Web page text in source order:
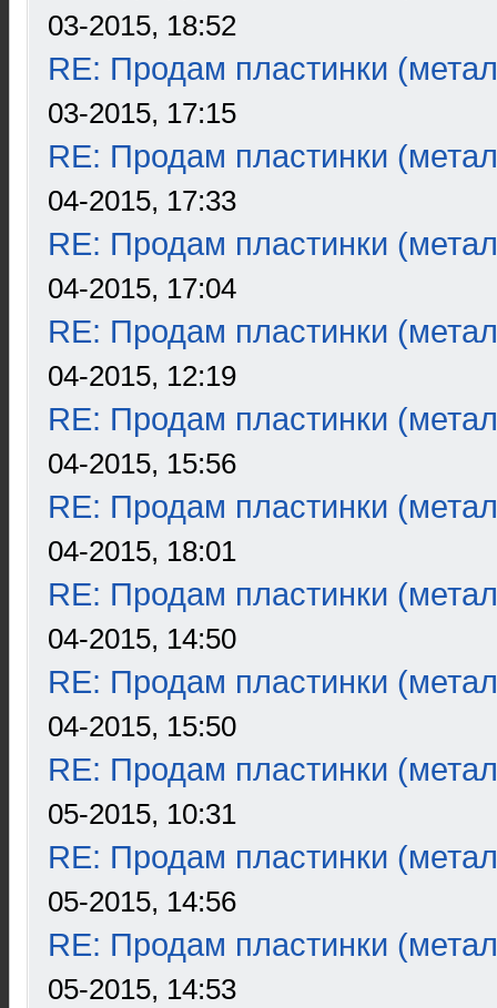
03-2015, 18:52
RE: Продам пластинки
03-2015, 17:15
RE: Продам пластинки
04-2015, 17:33
RE: Продам пластинки
04-2015, 17:04
RE: Продам пластинки
04-2015, 12:19
RE: Продам пластинки
04-2015, 15:56
RE: Продам пластинки
04-2015, 18:01
RE: Продам пластинки
04-2015, 14:50
RE: Продам пластинки
04-2015, 15:50
RE: Продам пластинки
05-2015, 10:31
RE: Продам пластинки
05-2015, 14:56
RE: Продам пластинки
05-2015, 14:53